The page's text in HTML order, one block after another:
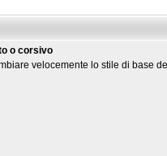
o corsivo
velocemente lo stile di base